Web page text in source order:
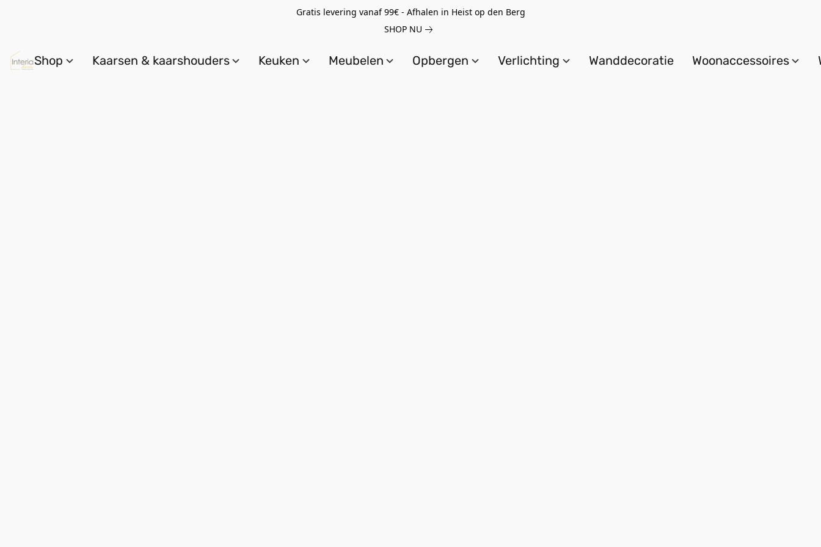
Gratis levering vanaf 99€ - Afhalen in Heist op den Berg
SHOP NU
Shop Kaarsen & kaarshouders Keuken Meubelen Opbergen Verlichting Wanddecoratie Woonaccessoires